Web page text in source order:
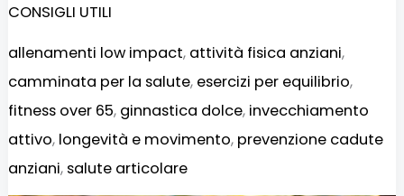
CONSIGLI UTILI
allenamenti low impact, attività fisica anziani,
camminata per la salute, esercizi per equilibrio,
fitness over 65, ginnastica dolce, invecchiamento
attivo, longevità e movimento, prevenzione cadute
anziani, salute articolare